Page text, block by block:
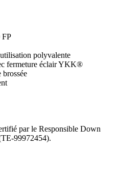
FP
polyvalente
fermeture éclair YKK®
brossée
par le Responsible Down
99972454).